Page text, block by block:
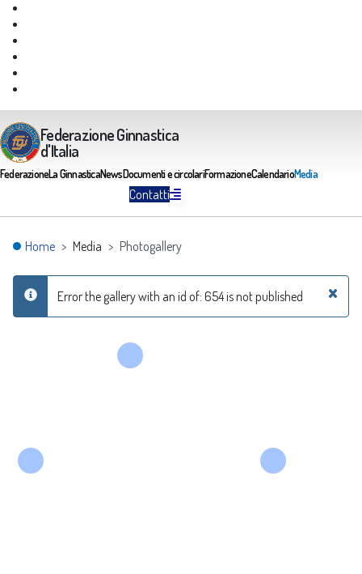
Federazione Ginnastica
d'Italia
FederazioneLa GinnasticaNewsDocumenti e circolariFormazioneCalendarioMedia
Contatti
Home Media Photogallery
×
info
Error the gallery with an id of: 654 is not published